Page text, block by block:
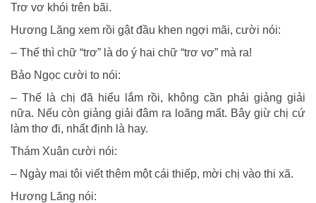
Trơ vơ khói trên bãi.
Hương Lăng xem rồi gật đầu khen ngợi mãi, cười nói:
– Thế thì chữ “trơ” là do ý hai chữ “trơ vơ” mà ra!
Bảo Ngọc cười to nói:
– Thế là chị đã hiểu lắm rồi, không cần phải giảng giải
nữa. Nếu còn giảng giải đâm ra loãng mất. Bây giừ chị cứ
làm thơ đi, nhất định là hay.
Thám Xuân cười nói:
– Ngày mai tôi viết thêm một cái thiếp, mời chị vào thi xã.
Hương Lăng nói: